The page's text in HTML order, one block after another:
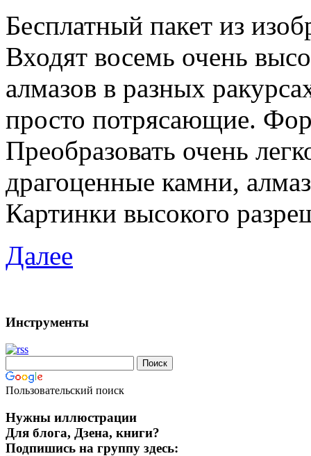
Бесплатный пакет из
Входят восемь очень
алмазов в разных
просто потрясающие.
Преобразовать очень
драгоценные камни,
Картинки высокого
Далее
Инструменты
Пользовательский поиск
Нужны иллюстрации
Для блога, Дзена, книги?
Подпишись на группу здесь: